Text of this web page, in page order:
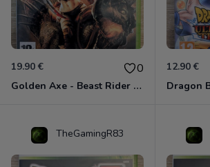
19.90 € 0
Golden Axe - Beast Rider Xbox 360
12.90 €
TheGamingR83